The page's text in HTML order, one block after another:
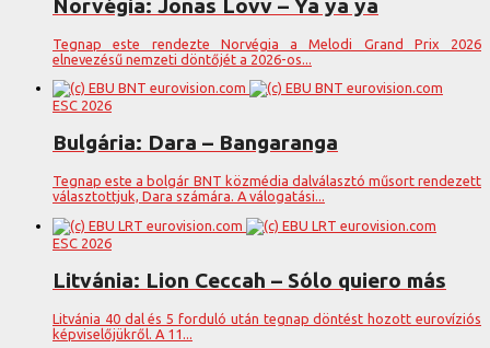
Norvégia: Jonas Lovv – Ya ya ya
Tegnap este rendezte Norvégia a Melodi Grand Prix 2026
elnevezésű nemzeti döntőjét a 2026-os...
ESC 2026
Bulgária: Dara – Bangaranga
Tegnap este a bolgár BNT közmédia dalválasztó műsort rendezett
választottjuk, Dara számára. A válogatási...
ESC 2026
Litvánia: Lion Ceccah – Sólo quiero más
Litvánia 40 dal és 5 forduló után tegnap döntést hozott eurovíziós
képviselőjükről. A 11...